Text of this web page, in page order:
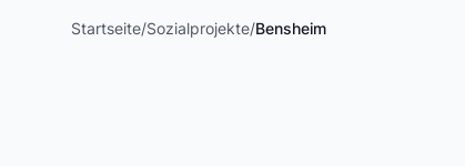
Startseite/Sozialprojekte/Bensheim